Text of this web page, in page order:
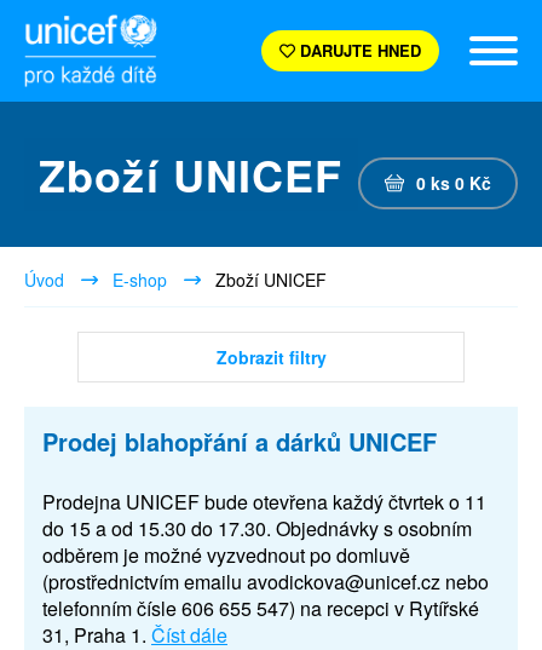
DARUJTE HNED
Zboží UNICEF 0 ks 0 Kč
Úvod E-shop Zboží UNICEF
Zobrazit filtry
Prodej blahopřání a dárků UNICEF
Prodejna UNICEF bude otevřena každý čtvrtek o 11
do 15 a od 15.30 do 17.30. Objednávky s osobním
odběrem je možné vyzvednout po domluvě
(prostřednictvím emailu avodickova@unicef.cz nebo
telefonním čísle 606 655 547) na recepci v Rytířské
31, Praha 1. Číst dále